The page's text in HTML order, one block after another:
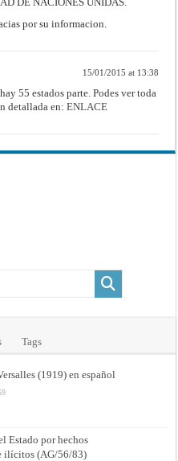
por su informacion.
15/01/2015 at 13:38
55 estados parte. Podes ver toda
detallada en:ENLACE
Tags
(1919) en español
Estado por hechos
ilícitos (AG/56/83)